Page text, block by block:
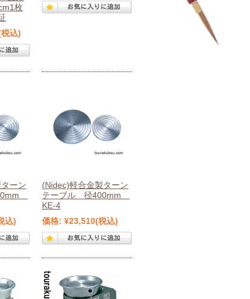
枚
込)
ーン
込)
(Nidec)軽合金製ターン
テーブル 径400mm
KE-4
価格: ¥23,510(税込)